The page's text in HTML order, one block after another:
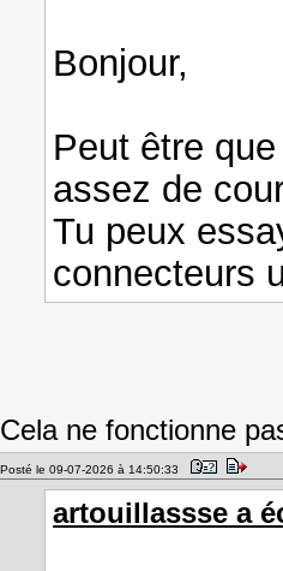
Bonjour,
Peut être
assez de
Tu peux
connecteurs
Cela ne fonctionne
Posté le 09-07-2026 à 14:50:33
artouillassse a